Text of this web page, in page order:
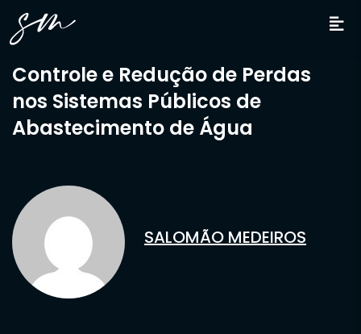
Controle e Redução de Perdas
nos Sistemas Públicos de
Abastecimento de Água
SALOMÃO MEDEIROS